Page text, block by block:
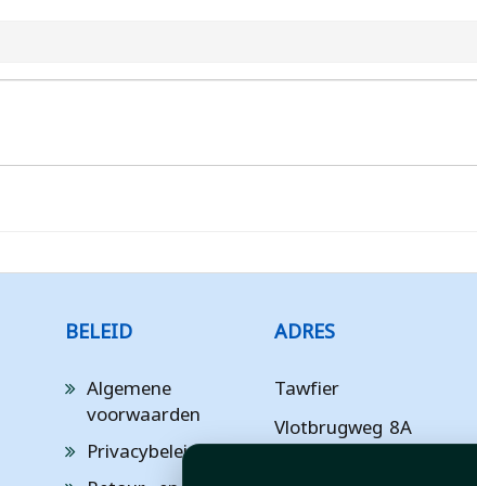
BELEID
Algemene
voorwaarden
Privacybeleid
ADRES
Tawfier
Vlotbrugweg 8A